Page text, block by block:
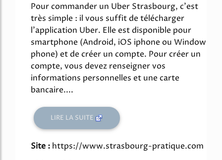
Pour commander un Uber Strasbourg, c'est
très simple : il vous suffit de télécharger
l'application Uber. Elle est disponible pour
smartphone (Android, iOS iphone ou Window
phone) et de créer un compte. Pour créer un
compte, vous devez renseigner vos
informations personnelles et une carte
bancaire....
LIRE LA SUITE
Site : https://www.strasbourg-pratique.com